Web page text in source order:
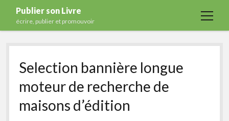
Publier son Livre
écrire, publier et promouvoir
open
Accueil
Formations
Services
Blog
Selection bannière longue
moteur de recherche de
maisons d’édition